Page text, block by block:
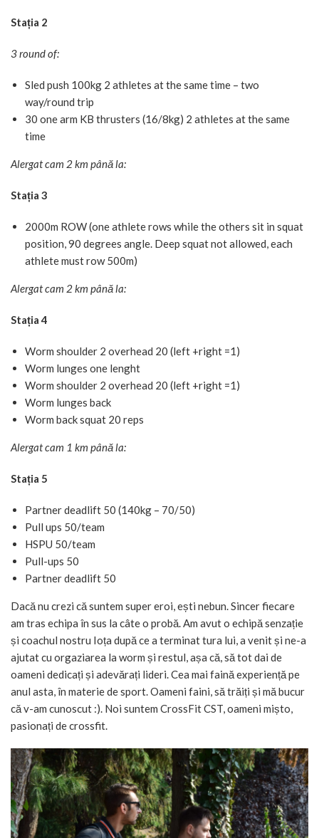
Stația 2
3 round of:
Sled push 100kg 2 athletes at the same time – two
way/round trip
30 one arm KB thrusters (16/8kg) 2 athletes at the same
time
Alergat cam 2 km până la:
Stația 3
2000m ROW (one athlete rows while the others sit in squat
position, 90 degrees angle. Deep squat not allowed, each
athlete must row 500m)
Alergat cam 2 km până la:
Stația 4
Worm shoulder 2 overhead 20 (left +right =1)
Worm lunges one lenght
Worm shoulder 2 overhead 20 (left +right =1)
Worm lunges back
Worm back squat 20 reps
Alergat cam 1 km până la:
Stația 5
Partner deadlift 50 (140kg – 70/50)
Pull ups 50/team
HSPU 50/team
Pull-ups 50
Partner deadlift 50
Dacă nu crezi că suntem super eroi, ești nebun. Sincer fiecare
am tras echipa în sus la câte o probă. Am avut o echipă senzație
și coachul nostru Ioța după ce a terminat tura lui, a venit și ne-a
ajutat cu orgaziarea la worm și restul, așa că, să tot dai de
oameni dedicați și adevărați lideri. Cea mai faină experiență pe
anul asta, în materie de sport. Oameni faini, să trăiți și mă bucur
că v-am cunoscut :). Noi suntem CrossFit CST, oameni mișto,
pasionați de crossfit.